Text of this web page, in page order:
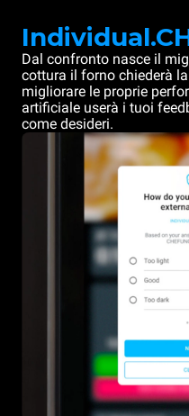
Dal confronto nasce il
cottura il forno chiederà
migliorare le proprie
artificiale userà i tuoi
come desideri.